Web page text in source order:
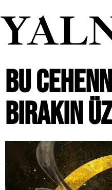
BU
BIRAKIN